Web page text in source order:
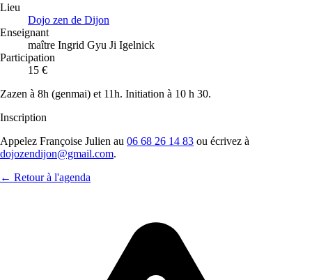
Lieu
Dojo zen de Dijon
Enseignant
maître Ingrid Gyu Ji Igelnick
Participation
15 €
Zazen à 8h (genmai) et 11h. Initiation à 10 h 30.
Inscription
Appelez Françoise Julien au 06 68 26 14 83 ou écrivez à
dojozendijon@gmail.com.
← Retour à l'agenda